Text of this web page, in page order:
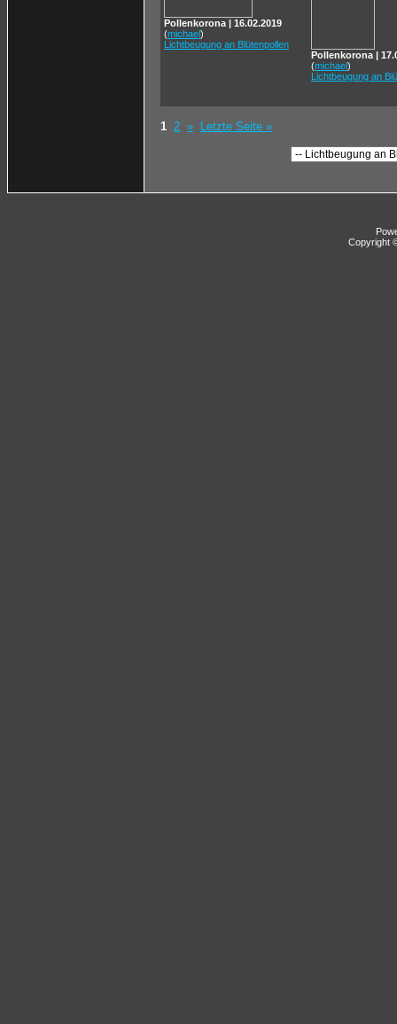
Pollenkorona | 16.02.2019
(michael)
Lichtbeugung an Blütenpollen
Pollenkorona |
(michael)
Lichtbeugung an
1 2 » Letzte Seite »
Copyright